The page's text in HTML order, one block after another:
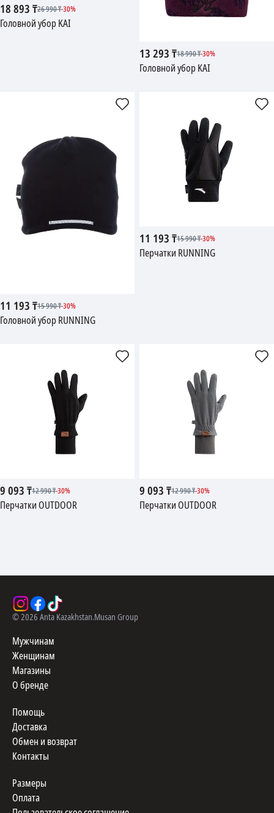
18 893₸26 990₸-30%
Головной убор KAI
13 293₸18 990₸-30%
Головной убор KAI
11 193₸15 990₸-30%
Головной убор RUNNING
11 193₸15 990₸-30%
Перчатки RUNNING
9 093₸12 990₸-30%
Перчатки OUTDOOR
9 093₸12 990₸-30%
Перчатки OUTDOOR
©2026 Anta Kazakhstan.Musan Group
Мужчинам
Женщинам
Магазины
О бренде
Помощь
Доставка
Обмен и возврат
Контакты
Размеры
Оплата